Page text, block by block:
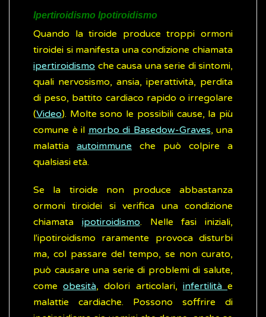
Ipertiroidismo Ipotiroidismo
Quando la tiroide produce troppi ormoni
tiroidei si manifesta una condizione chiamata
ipertiroidismo che causa una serie di sintomi,
quali nervosismo, ansia, iperattività, perdita
di peso, battito cardiaco rapido o irregolare
(Video). Molte sono le possibili cause, la più
comune è il morbo di Basedow-Graves, una
malattia autoimmune che può colpire a
qualsiasi età.
Se la tiroide non produce abbastanza
ormoni tiroidei si verifica una condizione
chiamata ipotiroidismo. Nelle fasi iniziali,
l'ipotiroidismo raramente provoca disturbi
ma, col passare del tempo, se non curato,
può causare una serie di problemi di salute,
comeobesità, dolori articolari, infertilitàe
malattie cardiache. Possono soffrire di